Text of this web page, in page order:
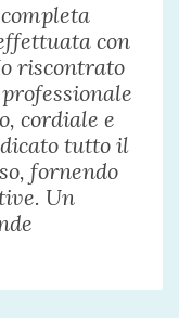
con
riscontrato
cordiale e
tutto il
fornendo
Un